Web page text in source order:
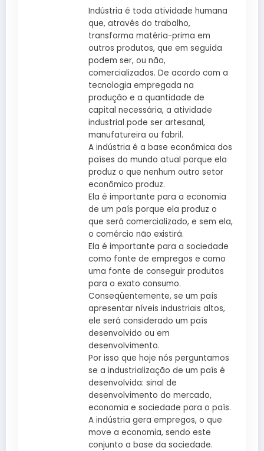
Indústria é toda atividade humana
que, através do trabalho,
transforma matéria-prima em
outros produtos, que em seguida
podem ser, ou não,
comercializados. De acordo com a
tecnologia empregada na
produção e a quantidade de
capital necessária, a atividade
industrial pode ser artesanal,
manufatureira ou fabril.
A indústria é a base econômica dos
países do mundo atual porque ela
produz o que nenhum outro setor
econômico produz.
Ela é importante para a economia
de um país porque ela produz o
que será comercializado, e sem ela,
o comércio não existirá.
Ela é importante para a sociedade
como fonte de empregos e como
uma fonte de conseguir produtos
para o exato consumo.
Conseqüentemente, se um país
apresentar níveis industriais altos,
ele será considerado um país
desenvolvido ou em
desenvolvimento.
Por isso que hoje nós perguntamos
se a industrialização de um país é
desenvolvida: sinal de
desenvolvimento do mercado,
economia e sociedade para o país.
A indústria gera empregos, o que
move a economia, sendo este
conjunto a base da sociedade.